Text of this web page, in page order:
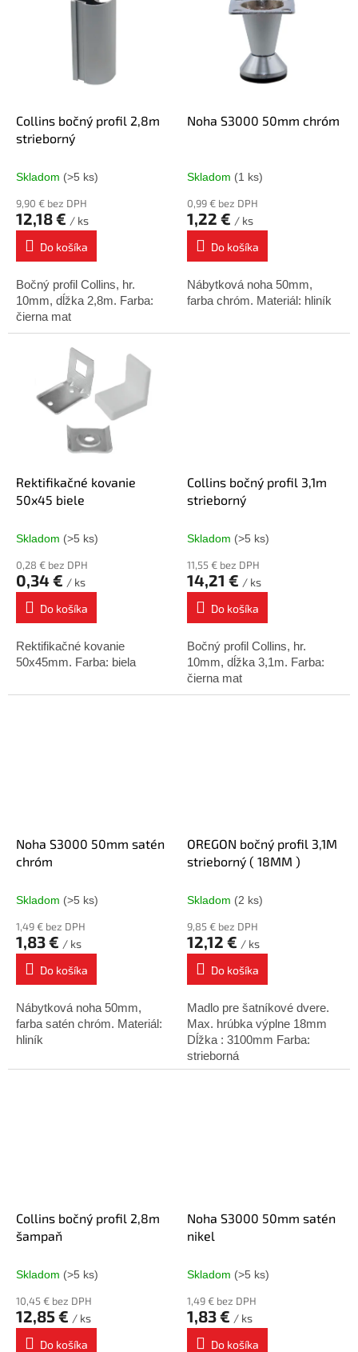
Collins bočný profil 2,8m
strieborný
Skladom (>5 ks)
9,90 € bez DPH
12,18 € / ks
Do košíka
Bočný profil Collins, hr.
10mm, dĺžka 2,8m. Farba:
čierna mat
Noha S3000 50mm chróm
Skladom (1 ks)
0,99 € bez DPH
1,22 € / ks
Do košíka
Nábytková noha 50mm,
farba chróm. Materiál: hliník
Rektifikačné kovanie
50x45 biele
Skladom (>5 ks)
0,28 € bez DPH
0,34 € / ks
Do košíka
Rektifikačné kovanie
50x45mm. Farba: biela
Collins bočný profil 3,1m
strieborný
Skladom (>5 ks)
11,55 € bez DPH
14,21 € / ks
Do košíka
Bočný profil Collins, hr.
10mm, dĺžka 3,1m. Farba:
čierna mat
Noha S3000 50mm satén
chróm
Skladom (>5 ks)
1,49 € bez DPH
1,83 € / ks
Do košíka
Nábytková noha 50mm,
farba satén chróm. Materiál:
hliník
OREGON bočný profil 3,1M
strieborný ( 18MM )
Skladom (2 ks)
9,85 € bez DPH
12,12 € / ks
Do košíka
Madlo pre šatníkové dvere.
Max. hrúbka výplne 18mm
Dĺžka : 3100mm Farba:
strieborná
Collins bočný profil 2,8m
šampaň
Skladom (>5 ks)
10,45 € bez DPH
12,85 € / ks
Do košíka
Noha S3000 50mm satén
nikel
Skladom (>5 ks)
1,49 € bez DPH
1,83 € / ks
Do košíka